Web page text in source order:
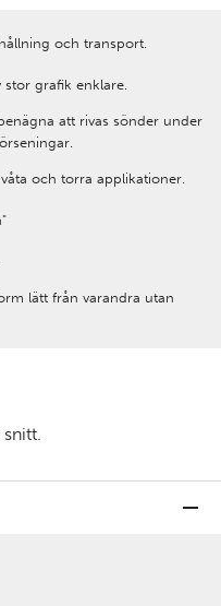
och transport.
stor grafik enklare.
att rivas sönder under
och torra applikationer.
lätt från varandra utan